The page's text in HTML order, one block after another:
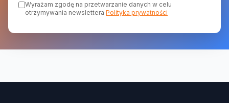
Wyrażam zgodę na przetwarzanie danych w celu
otrzymywania newslettera Polityka prywatności